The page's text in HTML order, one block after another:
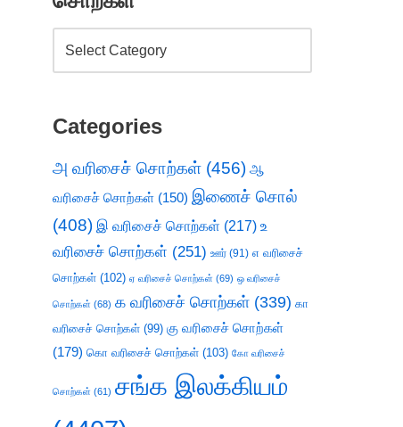
Categories
அ வரிசைச் சொற்கள் (456) ஆ
வரிசைச் சொற்கள் (150) இணைச் சொல்
(408) இ வரிசைச் சொற்கள் (217) உ
வரிசைச் சொற்கள் (251) ஊர் (91) எ வரிசைச்
சொற்கள் (102) ஏ வரிசைச் சொற்கள் (69) ஒ வரிசைச்
சொற்கள் (68) க வரிசைச் சொற்கள் (339) கா
வரிசைச் சொற்கள் (99) கு வரிசைச் சொற்கள்
(179) கொ வரிசைச் சொற்கள் (103) கோ வரிசைச்
சொற்கள் (61) சங்க இலக்கியம்